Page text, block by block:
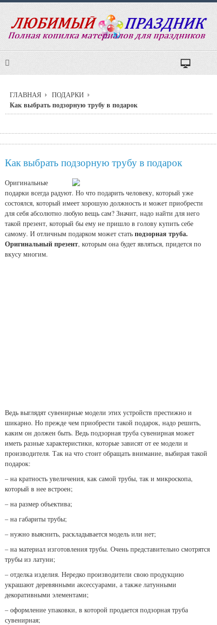
ГЛАВНАЯ ПОДАРКИ
Как выбрать подзорную трубу в подарок
Как выбрать подзорную трубу в подарок
Оригинальные
подарки всегда радуют. Но что подарить человеку, который уже
состоялся, который имеет хорошую должность и может приобрести
для себя абсолютно любую вещь сам? Значит, надо найти для него
такой презент, который бы ему не пришло в голову купить себе
самому. И отличным подарком может стать подзорная труба.
Оригинальный презент, которым она будет являться, придется по
вкусу многим.
Ведь выглядят сувенирные модели этих устройств престижно и
шикарно. Но прежде чем приобрести такой подарок, надо решить,
каким он должен быть. Ведь подзорная труба сувенирная может
иметь разные характеристики, которые зависят от ее модели и
производителя. Так на что стоит обращать внимание, выбирая такой
подарок:
– на кратность увеличения, как самой трубы, так и микроскопа,
который в нее встроен;
– на размер объектива;
– на габариты трубы;
– нужно выяснить, раскладывается модель или нет;
– на материал изготовления трубы. Очень представительно смотрятся
трубы из латуни;
– отделка изделия. Нередко производители свою продукцию
украшают деревянными аксессуарами, а также латунными
декоративными элементами;
– оформление упаковки, в которой продается подзорная труба
сувенирная;